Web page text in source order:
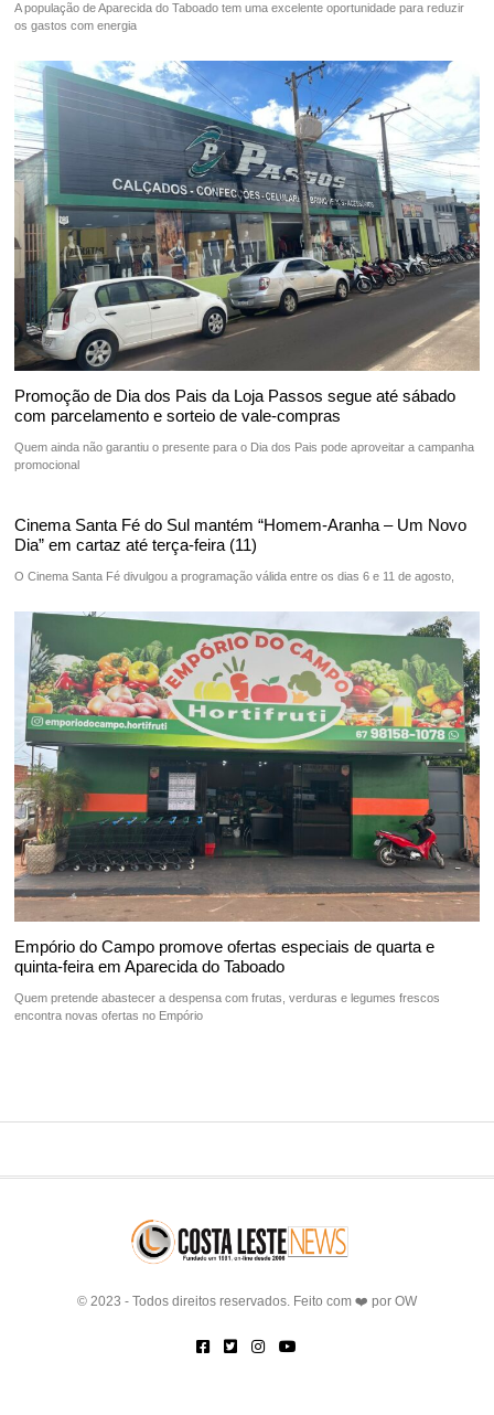
A população de Aparecida do Taboado tem uma excelente oportunidade para reduzir
os gastos com energia
Promoção de Dia dos Pais da Loja Passos segue até sábado
com parcelamento e sorteio de vale-compras
Quem ainda não garantiu o presente para o Dia dos Pais pode aproveitar a campanha
promocional
Cinema Santa Fé do Sul mantém “Homem-Aranha – Um Novo
Dia” em cartaz até terça-feira (11)
O Cinema Santa Fé divulgou a programação válida entre os dias 6 e 11 de agosto,
Empório do Campo promove ofertas especiais de quarta e
quinta-feira em Aparecida do Taboado
Quem pretende abastecer a despensa com frutas, verduras e legumes frescos
encontra novas ofertas no Empório
© 2023 - Todos direitos reservados. Feito com ❤️ por OW